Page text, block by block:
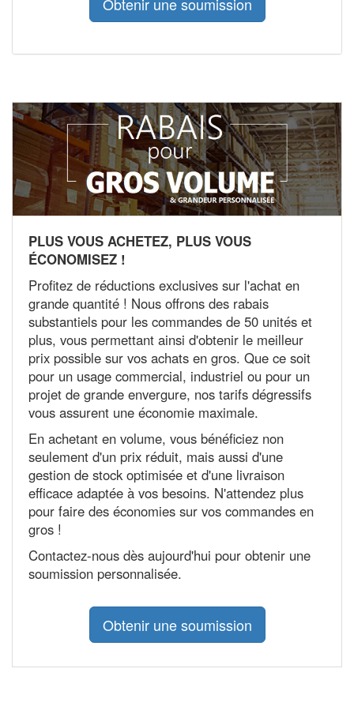
PLUS VOUS ACHETEZ, PLUS VOUS
ÉCONOMISEZ !
Profitez de réductions exclusives sur l'achat en
grande quantité ! Nous offrons des rabais
substantiels pour les commandes de 50 unités et
plus, vous permettant ainsi d'obtenir le meilleur
prix possible sur vos achats en gros. Que ce soit
pour un usage commercial, industriel ou pour un
projet de grande envergure, nos tarifs dégressifs
vous assurent une économie maximale.
En achetant en volume, vous bénéficiez non
seulement d'un prix réduit, mais aussi d'une
gestion de stock optimisée et d'une livraison
efficace adaptée à vos besoins. N'attendez plus
pour faire des économies sur vos commandes en
gros !
Contactez-nous dès aujourd'hui pour obtenir une
soumission personnalisée.
Obtenir une soumission